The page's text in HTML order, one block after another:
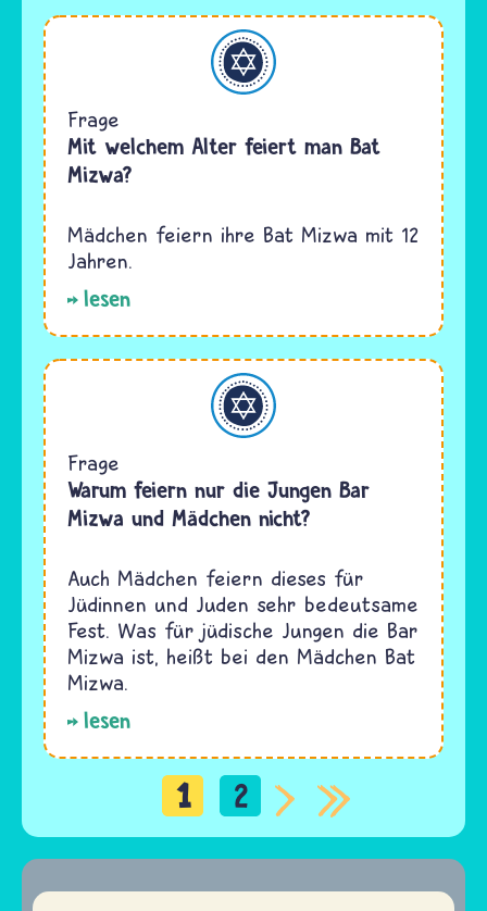
Judentum
Frage
Mit welchem Alter feiert man Bat
Mizwa?
Mädchen feiern ihre Bat Mizwa mit 12
Jahren.
lesen
Judentum
Frage
Warum feiern nur die Jungen Bar
Mizwa und Mädchen nicht?
Auch Mädchen feiern dieses für
Jüdinnen und Juden sehr bedeutsame
Fest. Was für jüdische Jungen die Bar
Mizwa ist, heißt bei den Mädchen Bat
Mizwa.
lesen
Seitennummerierung
1 2